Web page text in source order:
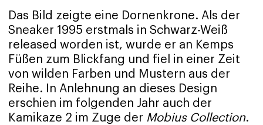
Das Bild zeigte eine Dornenkrone. Als der
Sneaker 1995 erstmals in Schwarz-Weiß
released worden ist, wurde er an Kemps
Füßen zum Blickfang und fiel in einer Zeit
von wilden Farben und Mustern aus der
Reihe. In Anlehnung an dieses Design
erschien im folgenden Jahr auch der
Kamikaze 2 im Zuge der Mobius Collection.